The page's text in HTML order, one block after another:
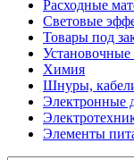
Расходные
Световые
Товары под
Химия
Шнуры,
Электронные
Элементы